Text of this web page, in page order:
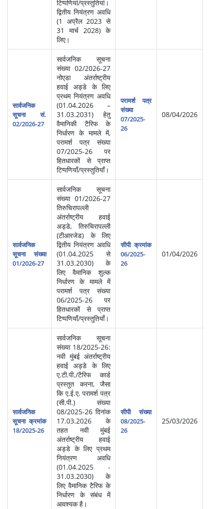
टिप्पणियां/प्रस्तुतियां।
द्वितीय नियंत्रण अवधि
(1 अप्रैल 2023 से
31 मार्च 2028) के
लिए।
सार्वजनिक
सूचना सं.
02/2026-27
सार्वजनिक सूचना
संख्या 02/2026-27
नोएडा अंतर्राष्ट्रीय
हवाई अड्डे के लिए
प्रथम नियंत्रण अवधि
(01.04.2026 –
31.03.2031) हेतु
वैमानिकी टैरिफ के
निर्धारण के मामले में,
परामर्श पत्र संख्या
07/2025-26 पर
हितधारकों से प्राप्त
टिप्पणियाँ/प्रस्तुतियाँ।
परामर्श पत्र
संख्या
07/2025-
26
08/04/2026
सार्वजनिक
सूचना संख्या
01/2026-27
सार्वजनिक सूचना
संख्या 01/2026-27
तिरुचिरापल्ली
अंतर्राष्ट्रीय हवाई
अड्डे, तिरुचिरापल्ली
(टीआरजेड) के लिए
द्वितीय नियंत्रण अवधि
(01.04.2025 से
31.03.2030) के
लिए वैमानिक शुल्क
निर्धारण के मामले में
परामर्श पत्र संख्या
06/2025-26 पर
हितधारकों से प्राप्त
टिप्पणियाँ/प्रस्तुतियाँ।
सीपी क्रमांक
06/2025-
26
01/04/2026
सार्वजनिक
सूचना क्रमांक
18/2025-26
सार्वजनिक सूचना
संख्या 18/2025-26:
नवी मुंबई अंतर्राष्ट्रीय
हवाई अड्डे के लिए
ए.टी.पी./टैरिफ कार्ड
प्रस्तुत करना, जैसा
कि ए.ई.ए. परामर्श पत्र
(सी.पी.) संख्या
08/2025-26 दिनांक
17.03.2026 के
तहत नवी मुंबई
अंतर्राष्ट्रीय हवाई
अड्डे के लिए प्रथम
नियंत्रण अवधि
(01.04.2025 -
31.03.2030) के
लिए वैमानिक टैरिफ के
निर्धारण के संबंध में
आवश्यक है।
सीपी संख्या
08/2025-
26
25/03/2026